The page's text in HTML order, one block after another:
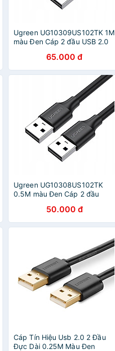
Ugreen UG10309US102TK 1M
màu Đen Cáp 2 đầu USB 2.0
65.000 đ
Ugreen UG10308US102TK
0.5M màu Đen Cáp 2 đầu
CHÍNH HÃNG50.000 đ
Cáp Tín Hiệu Usb 2.0 2 Đầu
Đực Dài 0.25M Màu Đen